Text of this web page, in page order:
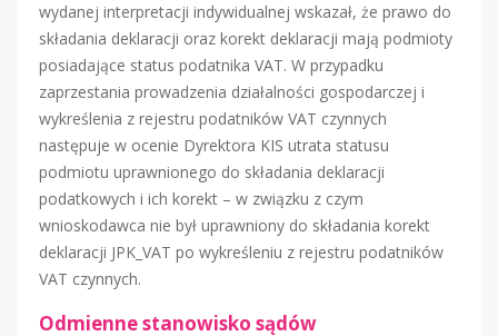
wydanej interpretacji indywidualnej wskazał, że prawo do
składania deklaracji oraz korekt deklaracji mają podmioty
posiadające status podatnika VAT. W przypadku
zaprzestania prowadzenia działalności gospodarczej i
wykreślenia z rejestru podatników VAT czynnych
następuje w ocenie Dyrektora KIS utrata statusu
podmiotu uprawnionego do składania deklaracji
podatkowych i ich korekt – w związku z czym
wnioskodawca nie był uprawniony do składania korekt
deklaracji JPK_VAT po wykreśleniu z rejestru podatników
VAT czynnych.
Odmienne stanowisko sądów